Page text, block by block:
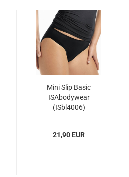
Mini Slip Basic
ISAbodywear
(ISbl4006)
21,90 EUR